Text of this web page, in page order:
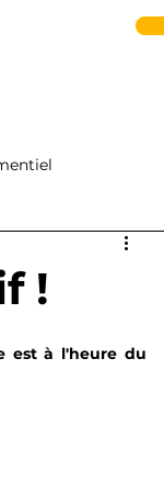
!
est à l'heure du